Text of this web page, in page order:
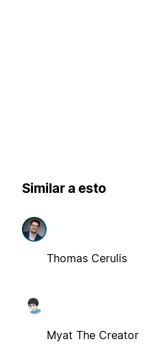
Similar a esto
Thomas Cerulis
Myat The Creator